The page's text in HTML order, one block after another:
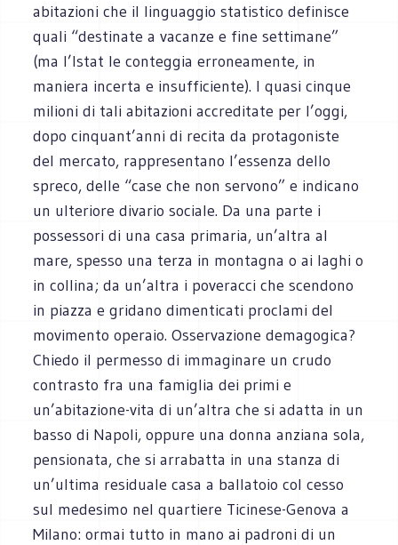
abitazioni che il linguaggio statistico definisce
quali “destinate a vacanze e fine settimane”
(ma l’Istat le conteggia erroneamente, in
maniera incerta e insufficiente). I quasi cinque
milioni di tali abitazioni accreditate per l’oggi,
dopo cinquant’anni di recita da protagoniste
del mercato, rappresentano l’essenza dello
spreco, delle “case che non servono” e indicano
un ulteriore divario sociale. Da una parte i
possessori di una casa primaria, un’altra al
mare, spesso una terza in montagna o ai laghi o
in collina; da un’altra i poveracci che scendono
in piazza e gridano dimenticati proclami del
movimento operaio. Osservazione demagogica?
Chiedo il permesso di immaginare un crudo
contrasto fra una famiglia dei primi e
un’abitazione-vita di un’altra che si adatta in un
basso di Napoli, oppure una donna anziana sola,
pensionata, che si arrabatta in una stanza di
un’ultima residuale casa a ballatoio col cesso
sul medesimo nel quartiere Ticinese-Genova a
Milano: ormai tutto in mano ai padroni di un